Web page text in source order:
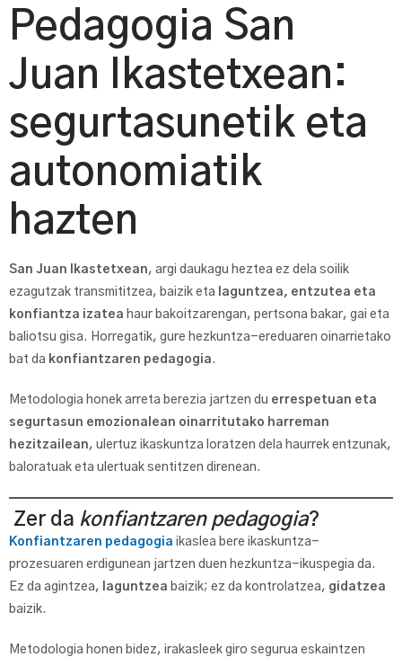
Pedagogia San
Juan Ikastetxean:
segurtasunetik eta
autonomiatik
hazten
San Juan Ikastetxean, argi daukagu heztea ez dela soilik
ezagutzak transmititzea, baizik eta
laguntzea, entzutea eta
konfiantza izatea haur bakoitzarengan, pertsona bakar, gai eta
baliotsu gisa. Horregatik, gure hezkuntza-ereduaren oinarrietako
bat da konfiantzaren pedagogia.
Metodologia honek arreta berezia jartzen du errespetuan eta
segurtasun emozionalean oinarritutako harreman
hezitzailean, ulertuz ikaskuntza loratzen dela haurrek entzunak,
baloratuak eta ulertuak sentitzen direnean.
Zer da konfiantzaren pedagogia?
Konfiantzaren pedagogia ikaslea bere ikaskuntza-
prozesuaren erdigunean jartzen duen hezkuntza-ikuspegia da.
Ez da agintzea,
laguntzea baizik; ez da kontrolatzea, gidatzea
baizik.
Metodologia honen bidez, irakasleek giro segurua eskaintzen